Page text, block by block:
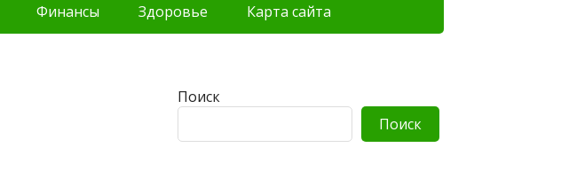
Финансы Здоровье Карта сайта
Поиск
Поиск